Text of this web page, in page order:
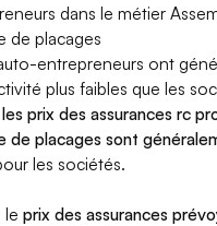
dans le métier
de placages
entrepreneurs ont
plus faibles que les
les prix des assurances rc
de placages sont
les sociétés.
leprix des assurances